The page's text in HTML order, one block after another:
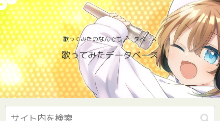
歌ってみたのなんでもデータベース
歌ってみたデータベース